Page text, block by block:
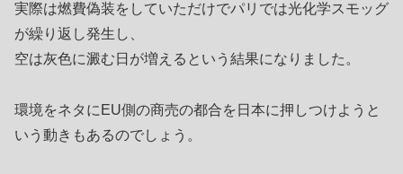
実際は燃費偽装をしていただけでパリでは光化学スモッグ
が繰り返し発生し、
空は灰色に澱む日が増えるという結果になりました。
環境をネタにEU側の商売の都合を日本に押しつけようと
いう動きもあるのでしょう。